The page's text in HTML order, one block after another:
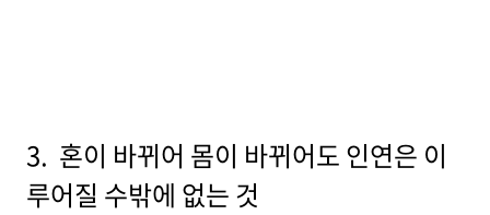
3. 혼이 바뀌어 몸이 바뀌어도 인연은 이
루어질 수밖에 없는 것